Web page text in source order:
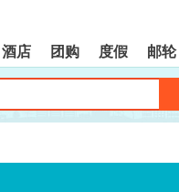
酒店 团购 度假 邮轮